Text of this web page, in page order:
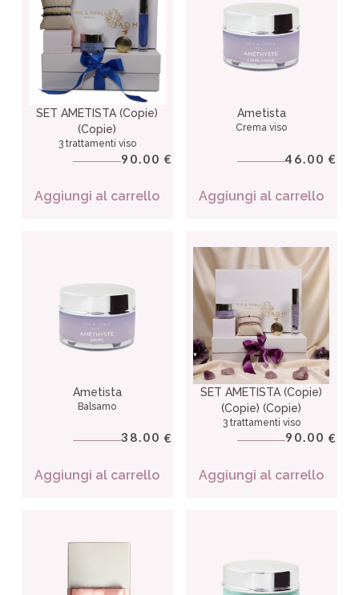
SET AMETISTA (Copie)
(Copie)
3 trattamenti viso
90.00 €
Aggiungi al carrello
Ametista
Crema viso
46.00 €
Aggiungi al carrello
Ametista
Balsamo
38.00 €
Aggiungi al carrello
SET AMETISTA (Copie)
(Copie) (Copie)
3 trattamenti viso
90.00 €
Aggiungi al carrello